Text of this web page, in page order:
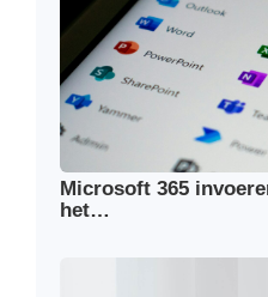
Microsoft 365
het…